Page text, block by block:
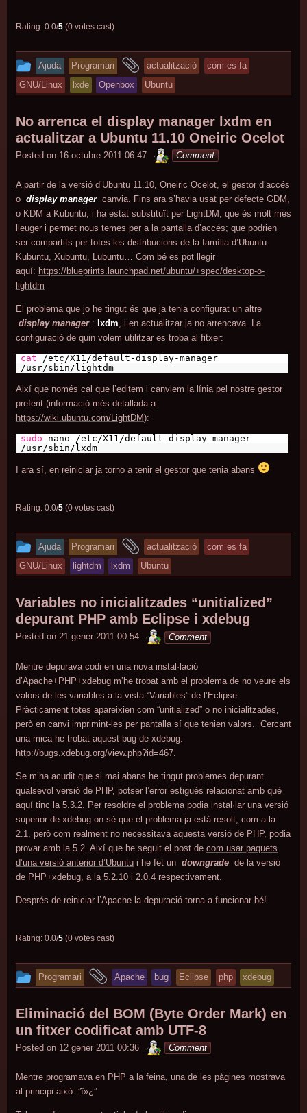
Rating: 0.0/5 (0 votes cast)
This
entry
was
posted
in
Ajuda Programari
and
tagged
actualització
com es fa
GNU/Linux
lxde Openbox Ubuntu
No arrenca el display manager lxdm en
actualitzar a Ubuntu 11.10 Oneiric Ocelot
Posted on 16 octubre 2011 06:47 minterior
Comment
A partir de la versió d’Ubuntu 11.10, Oneiric Ocelot, el gestor d’accés
o display manager canvia. Fins ara s’havia usat per defecte GDM,
o KDM a Kubuntu, i ha estat substituït per LightDM, que és molt més
lleuger i permet nous temes per a la pantalla d’accés; que podrien
ser compartits per totes les distribucions de la família d’Ubuntu:
Kubuntu, Xubuntu, Lubuntu… Com bé es pot llegir
aquí: https://blueprints.launchpad.net/ubuntu/+spec/desktop-o-
lightdm
El problema que jo he tingut és que ja tenia configurat un altre
display manager : lxdm, i en actualitzar ja no arrencava. La
configuració de quin volem utilitzar es troba al fitxer:
cat
/etc/X11/default-display-manager
/usr/sbin/lightdm
Així que només cal que l’editem i canviem la línia pel nostre gestor
preferit (informació més detallada a
https://wiki.ubuntu.com/LightDM):
sudo
nano /etc/X11/default-display-manager
/usr/sbin/lxdm
I ara sí, en reiniciar ja torno a tenir el gestor que tenia abans
Rating: 0.0/5 (0 votes cast)
This
entry
was
posted
in
Ajuda Programari
and
tagged
actualització
com es fa
GNU/Linux
lightdm lxdm Ubuntu
Variables no inicialitzades “unitialized”
depurant PHP amb Eclipse i xdebug
Posted on 21 gener 2011 00:54 minterior
Comment
Mentre depurava codi en una nova instal·lació
d’Apache+PHP+xdebug m’he trobat amb el problema de no veure els
valors de les variables a la vista “Variables” de l’Eclipse.
Pràcticament totes apareixien com “unitialized” o no inicialitzades,
però en canvi imprimint-les per pantalla sí que tenien valors. Cercant
una mica he trobat aquest bug de xdebug:
http://bugs.xdebug.org/view.php?id=467
Se m’ha acudit que si mai abans he tingut problemes depurant
qualsevol versió de PHP, potser l’error estigués relacionat amb què
aquí tinc la 5.3.2. Per resoldre el problema podia instal·lar una versió
superior de xdebug on sé que el problema ja està resolt, com a la
2.1, però com realment no necessitava aquesta versió de PHP, podia
provar amb la 5.2. Així que he seguit el post de com usar paquets
d’una versió anterior d’Ubuntu i he fet un downgrade de la versió
de PHP+xdebug, a la 5.2.10 i 2.0.4 respectivament.
Després de reiniciar l’Apache la depuració torna a funcionar bé!
Rating: 0.0/5 (0 votes cast)
This
entry
was
posted
in
Programari
and
Apache bug Eclipse php xdebug
Eliminació del BOM (Byte Order Mark) en
un fitxer codificat amb UTF-8
Posted on 12 gener 2011 00:36 minterior
Comment
Mentre programava en PHP a la feina, una de les pàgines mostrava
al principi això: ”ï»¿”